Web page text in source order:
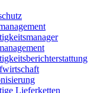
Lieferketten